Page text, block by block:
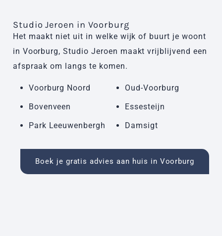
Studio Jeroen in Voorburg
Het maakt niet uit in welke wijk of buurt je woont
in Voorburg, Studio Jeroen maakt vrijblijvend een
afspraak om langs te komen.
Voorburg Noord
Oud-Voorburg
Bovenveen
Essesteijn
Park Leeuwenbergh
Damsigt
Boek je gratis advies aan huis in Voorburg